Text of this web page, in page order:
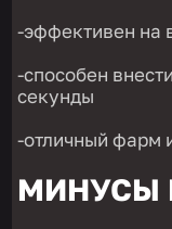
-эффективен на
-способен
секунды
-отличный фарм
МИНУСЫ